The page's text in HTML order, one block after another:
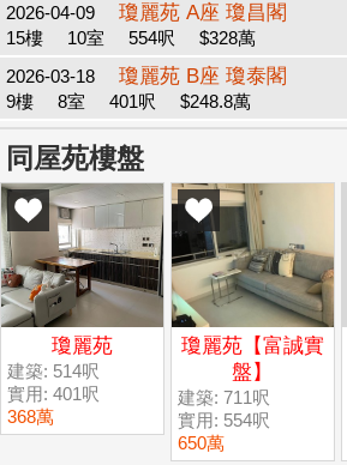
2026-04-09
瓊麗苑 A座 瓊昌閣
15樓 10室 554呎
$328萬
2026-03-18
瓊麗苑 B座 瓊泰閣
9樓 8室 401呎 $248.8萬
同屋苑樓盤
瓊麗苑
建築: 514呎
實用: 401呎
368萬
瓊麗苑【富誠實
盤】
建築: 711呎
實用: 554呎
650萬